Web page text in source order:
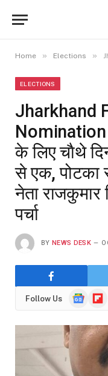
Home » Elections »
ELECTIONS
Jharkhand
के लिए चाैथे
से एक, पोटका
नेता
पर्चा
BY NEWS DESK
Follow Us
Google